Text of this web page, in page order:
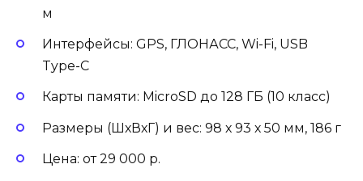
м
Интерфейсы: GPS, ГЛОНАСС, Wi-Fi, USB
Type-C
Карты памяти: MicroSD до 128 ГБ (10 класс)
Размеры (ШхВхГ) и вес: 98 х 93 х 50 мм, 186 г
Цена: от 29 000 р.